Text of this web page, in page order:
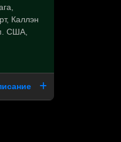
Каллэн
США,